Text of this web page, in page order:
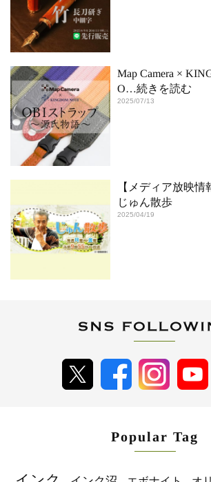
Map Camera ×
O…続きを読む
2025/07/13
【メディア放映情
じゅん散歩
2025/04/19
Popular Tag